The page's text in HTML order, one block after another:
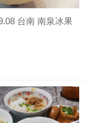
台南 南泉冰果